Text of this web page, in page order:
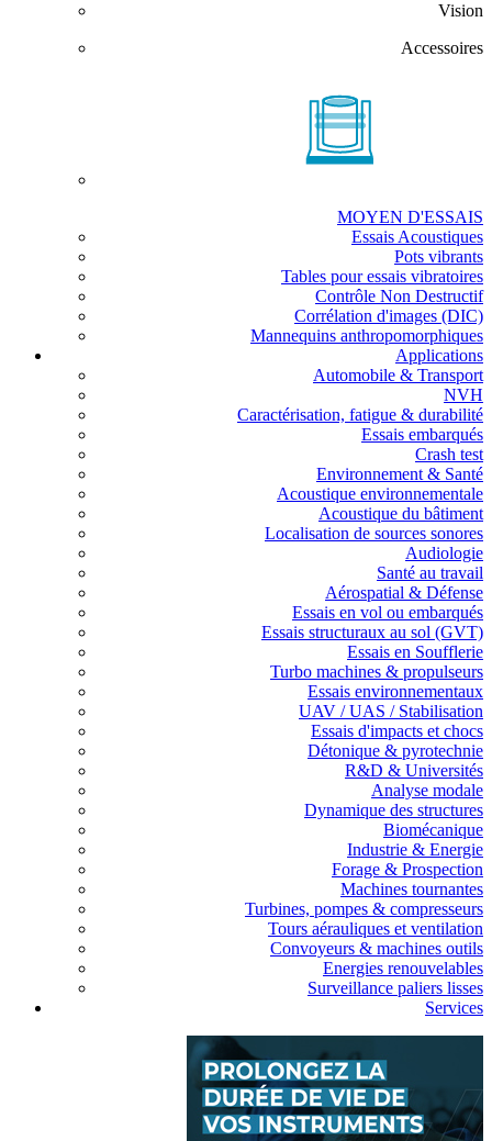
Vision
Accessoires
MOYEN D'ESSAIS
Essais Acoustiques
Pots vibrants
Tables pour essais vibratoires
Contrôle Non Destructif
Corrélation d'images (DIC)
Mannequins anthropomorphiques
Applications
Automobile & Transport
NVH
Caractérisation, fatigue & durabilité
Essais embarqués
Crash test
Environnement & Santé
Acoustique environnementale
Acoustique du bâtiment
Localisation de sources sonores
Audiologie
Santé au travail
Aérospatial & Défense
Essais en vol ou embarqués
Essais structuraux au sol (GVT)
Essais en Soufflerie
Turbo machines & propulseurs
Essais environnementaux
UAV / UAS / Stabilisation
Essais d'impacts et chocs
Détonique & pyrotechnie
R&D & Universités
Analyse modale
Dynamique des structures
Biomécanique
Industrie & Energie
Forage & Prospection
Machines tournantes
Turbines, pompes & compresseurs
Tours aérauliques et ventilation
Convoyeurs & machines outils
Energies renouvelables
Surveillance paliers lisses
Services